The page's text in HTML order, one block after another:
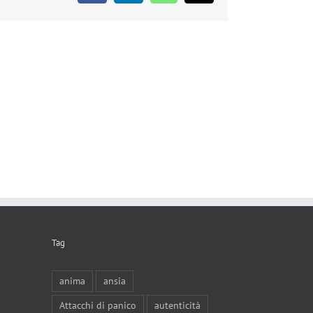
Tag
anima
ansia
Attacchi di panico
autenticità